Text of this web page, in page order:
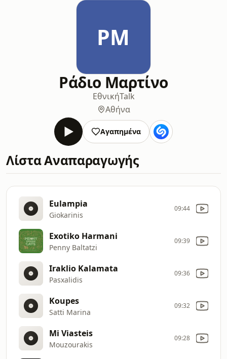
ΡΜ
Ράδιο Μαρτίνο
ΕθνικήTalk
Αθήνα
Αγαπημένα
Λίστα Αναπαραγωγής
Eulampia
Giokarinis
09:44
Exotiko Harmani
Penny Baltatzi
09:39
Iraklio Kalamata
Pasxalidis
09:36
Koupes
Satti Marina
09:32
Mi Viasteis
Mouzourakis
09:28